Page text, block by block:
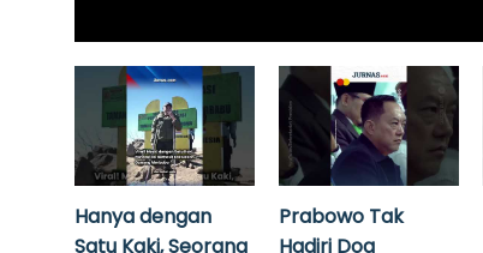
Hanya dengan
Satu Kaki, Seorang
Prabowo Tak
Hadiri Doa